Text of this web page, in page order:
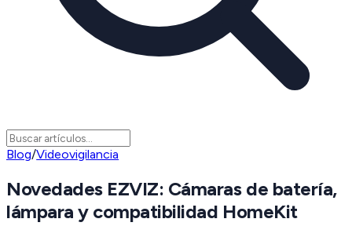
Blog/Videovigilancia
Novedades EZVIZ: Cámaras de batería,
lámpara y compatibilidad HomeKit